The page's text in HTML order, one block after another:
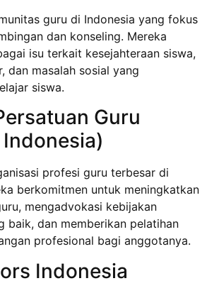
guru di Indonesia yang fokus
dan konseling. Mereka
isu terkait kesejahteraan siswa,
dan masalah sosial yang
siswa.
Guru
profesi guru terbesar di
berkomitmen untuk meningkatkan
mengadvokasi kebijakan
baik, dan memberikan pelatihan
profesional bagi anggotanya.
Indonesia